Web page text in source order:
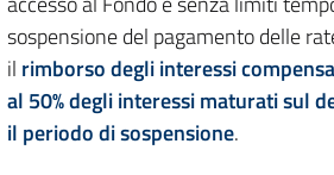
sospensione del pagamento delle
il rimborso degli interessi
al 50% degli interessi maturati sul
il periodo di sospensione.